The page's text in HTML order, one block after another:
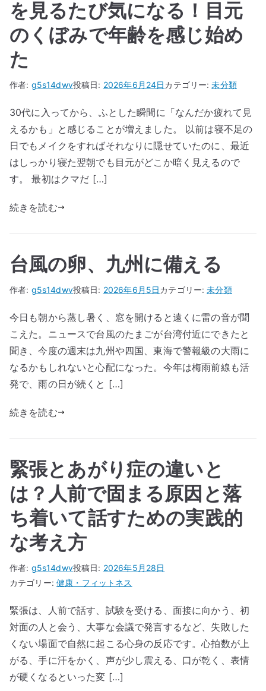
を見るたび気になる！目元
のくぼみで年齢を感じ始め
た
作者: g5s14dwv投稿日: 2026年6月24日カテゴリー:未分類
30代に入ってから、ふとした瞬間に「なんだか疲れて見
えるかも」と感じることが増えました。 以前は寝不足の
日でもメイクをすればそれなりに隠せていたのに、最近
はしっかり寝た翌朝でも目元がどこか暗く見えるので
す。 最初はクマだ […]
続きを読む
台風の卵、九州に備える
作者: g5s14dwv投稿日: 2026年6月5日カテゴリー:未分類
今日も朝から蒸し暑く、窓を開けると遠くに雷の音が聞
こえた。ニュースで台風のたまごが台湾付近にできたと
聞き、今度の週末は九州や四国、東海で警報級の大雨に
なるかもしれないと心配になった。今年は梅雨前線も活
発で、雨の日が続くと […]
続きを読む
緊張とあがり症の違いと
は？人前で固まる原因と落
ち着いて話すための実践的
な考え方
作者: g5s14dwv投稿日: 2026年5月28日
カテゴリー:健康・フィットネス
緊張は、人前で話す、試験を受ける、面接に向かう、初
対面の人と会う、大事な会議で発言するなど、失敗した
くない場面で自然に起こる心身の反応です。心拍数が上
がる、手に汗をかく、声が少し震える、口が乾く、表情
が硬くなるといった変 […]